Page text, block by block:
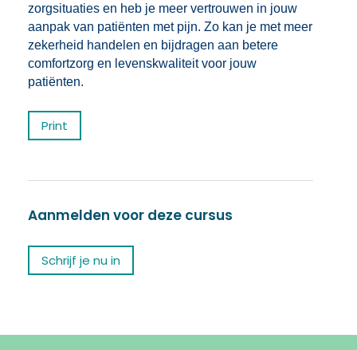
zorgsituaties en heb je meer vertrouwen in jouw
aanpak van patiënten met pijn. Zo kan je met meer
zekerheid handelen en bijdragen aan betere
comfortzorg en levenskwaliteit voor jouw
patiënten.
Print
Aanmelden voor deze cursus
Schrijf je nu in